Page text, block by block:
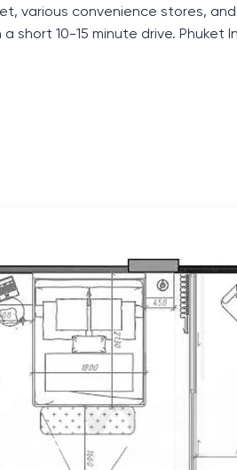
various convenience stores,
short 10-15 minute drive. Phuket